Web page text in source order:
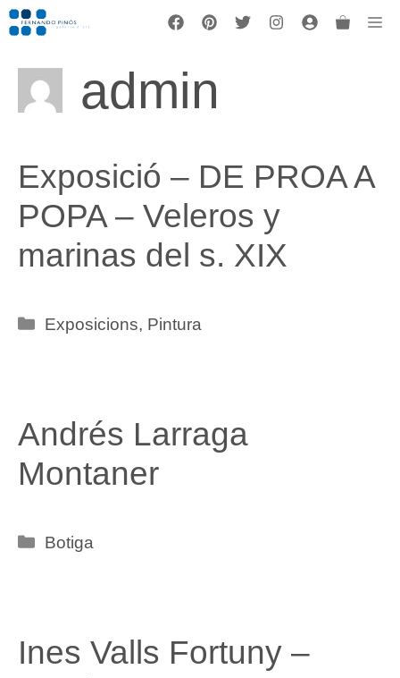
Vés
al
contingut
admin
Exposició – DE PROA A
POPA – Veleros y
marinas del s. XIX
Categories
Exposicions, Pintura
Andrés Larraga
Montaner
Categories
Botiga
Ines Valls Fortuny –